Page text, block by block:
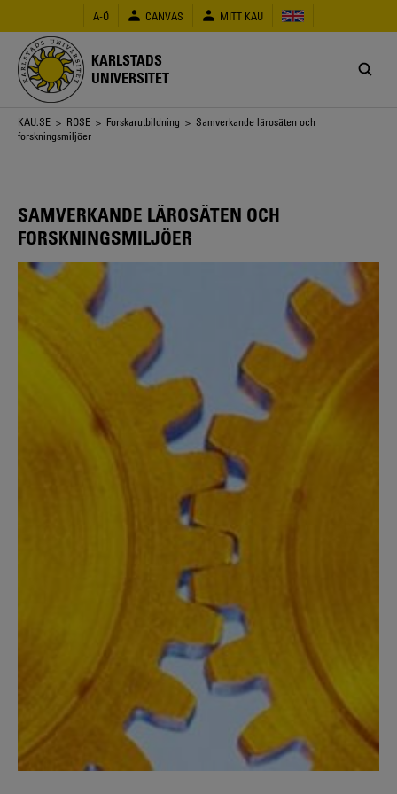
huvudinnehåll
A-Ö CANVAS MITT KAU
KARLSTADS
UNIVERSITET
Länkstig
KAU.SE > ROSE > Forskarutbildning > Samverkande lärosäten och
forskningsmiljöer
SAMVERKANDE LÄROSÄTEN OCH
FORSKNINGSMILJÖER